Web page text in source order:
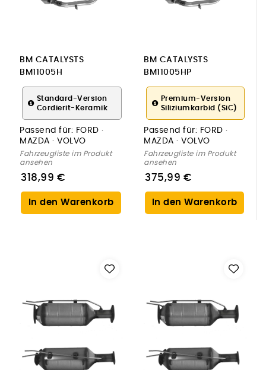
BM CATALYSTS
BM11005H
Ruß-/Partikelfilter,
Abgasanlage
Standard-Version
Cordierit-Keramik
Passend für: FORD ·
MAZDA · VOLVO
Fahrzeugliste im Produkt
ansehen
318,99 €
In den Warenkorb
BM CATALYSTS
BM11005HP
Ruß-/Partikelfilter,
Abgasanlage
Premium-Version
Siliziumkarbid (SiC)
Passend für: FORD ·
MAZDA · VOLVO
Fahrzeugliste im Produkt
ansehen
375,99 €
In den Warenkorb